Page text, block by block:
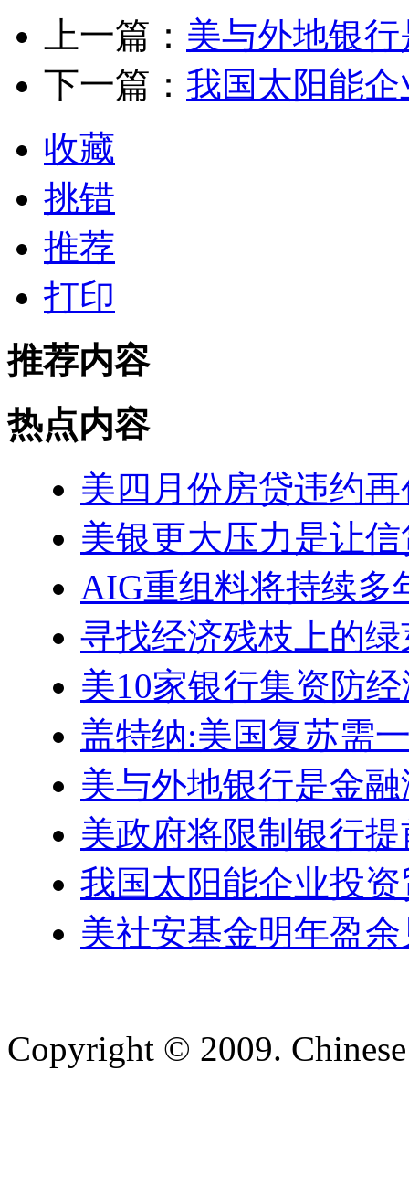
上一篇： 美与外地银
下一篇： 我国太阳能
收藏
挑错
推荐
打印
推荐内容
热点内容
美四月份房贷违约
美银更大压力是让
AIG重组料将持续多
寻找经济残枝上的绿
美10家银行集资防
盖特纳:美国复苏需
美与外地银行是金
美政府将限制银行
我国太阳能企业投
美社安基金明年盈
Copyright © 2009.